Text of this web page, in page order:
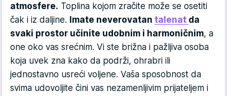
atmosfere. Toplina kojom zračite može se osetiti
čak i iz daljine. Imate neverovatan talenat da
svaki prostor učinite udobnim i harmoničnim, a
one oko vas srećnim. Vi ste brižna i pažljiva osoba
koja uvek zna kako da podrži, ohrabri ili
jednostavno usreći voljene. Vaša sposobnost da
svima udovoljite čini vas nezamenljivim prijateljem i